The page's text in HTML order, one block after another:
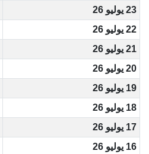
23 يوليو 26
22 يوليو 26
21 يوليو 26
20 يوليو 26
19 يوليو 26
18 يوليو 26
17 يوليو 26
16 يوليو 26